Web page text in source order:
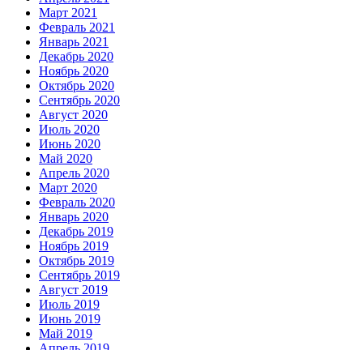
Март 2021
Февраль 2021
Январь 2021
Декабрь 2020
Ноябрь 2020
Октябрь 2020
Сентябрь 2020
Август 2020
Июль 2020
Июнь 2020
Май 2020
Апрель 2020
Март 2020
Февраль 2020
Январь 2020
Декабрь 2019
Ноябрь 2019
Октябрь 2019
Сентябрь 2019
Август 2019
Июль 2019
Июнь 2019
Май 2019